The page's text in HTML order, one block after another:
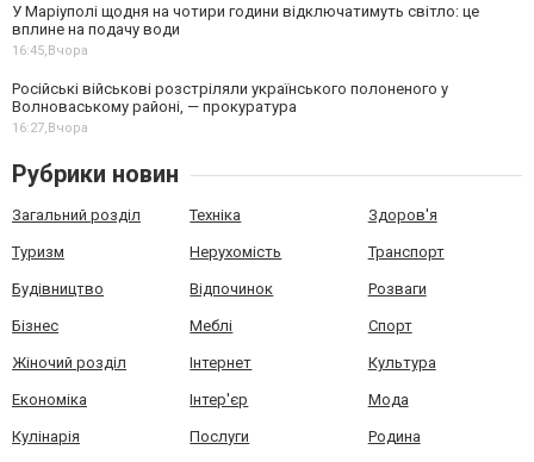
У Маріуполі щодня на чотири години відключатимуть світло: це
вплине на подачу води
16:45,Вчора
Російські військові розстріляли українського полоненого у
Волноваському районі, — прокуратура
16:27,Вчора
Рубрики новин
Загальний розділ Техніка Здоров'я
Туризм Нерухомість Транспорт
Будівництво Відпочинок Розваги
Бізнес Меблі Спорт
Жіночий розділ Інтернет Культура
Економіка Інтер'єр Мода
Кулінарія Послуги Родина